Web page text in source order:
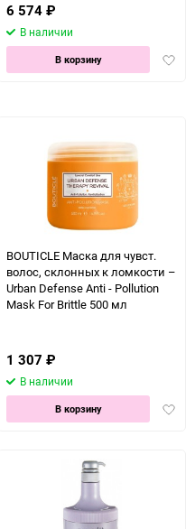
6 574 ₽
В наличии
В корзину
BOUTICLE Маска для чувст.
волос, склонных к ломкости –
Urban Defense Anti - Pollution
Mask For Brittle 500 мл
1 307 ₽
В наличии
В корзину